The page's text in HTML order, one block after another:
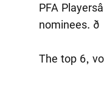
PFA
nominees. ð
The top 6,